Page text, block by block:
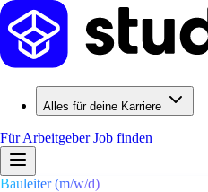
Alles für deine Karriere
Für ArbeitgeberJob finden
Bauleiter (m/w/d)